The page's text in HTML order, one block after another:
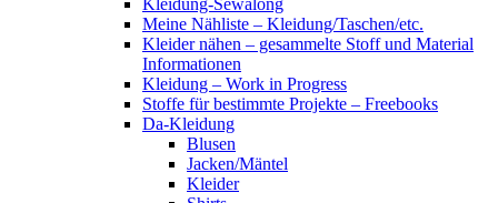
Meine Nähliste – Kleidung/Taschen/etc.
Kleider nähen – gesammelte Stoff und Material
Informationen
Kleidung – Work in Progress
Stoffe für bestimmte Projekte – Freebooks
Da-Kleidung
Blusen
Jacken/Mäntel
Kleider